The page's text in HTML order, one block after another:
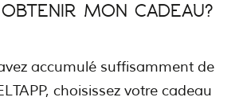
MON CADEAU?
accumulé suffisamment de
choisissez votre cadeau